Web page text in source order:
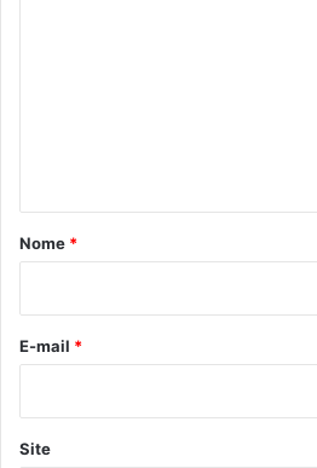
r
*
Nome *
E-mail *
Site